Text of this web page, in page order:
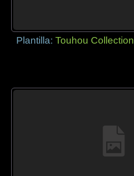
Plantilla:Touhou Collection